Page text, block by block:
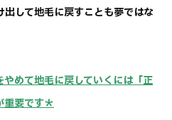
して地毛に戻すことも夢ではな
めて地毛に戻していくには「正
重要です＊